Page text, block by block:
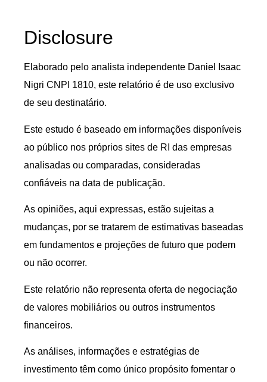
Disclosure
Elaborado pelo analista independente Daniel Isaac
Nigri CNPI 1810, este relatório é de uso exclusivo
de seu destinatário.
Este estudo é baseado em informações disponíveis
ao público nos próprios sites de RI das empresas
analisadas ou comparadas, consideradas
confiáveis na data de publicação.
As opiniões, aqui expressas, estão sujeitas a
mudanças, por se tratarem de estimativas baseadas
em fundamentos e projeções de futuro que podem
ou não ocorrer.
Este relatório não representa oferta de negociação
de valores mobiliários ou outros instrumentos
financeiros.
As análises, informações e estratégias de
investimento têm como único propósito fomentar o